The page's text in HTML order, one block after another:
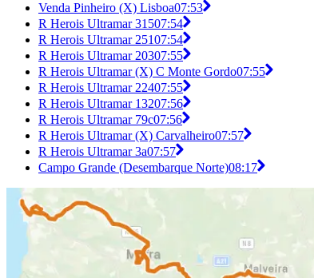
Venda Pinheiro (X) Lisboa07:53
R Herois Ultramar 31507:54
R Herois Ultramar 25107:54
R Herois Ultramar 20307:55
R Herois Ultramar (X) C Monte Gordo07:55
R Herois Ultramar 22407:55
R Herois Ultramar 13207:56
R Herois Ultramar 79c07:56
R Herois Ultramar (X) Carvalheiro07:57
R Herois Ultramar 3a07:57
Campo Grande (Desembarque Norte)08:17